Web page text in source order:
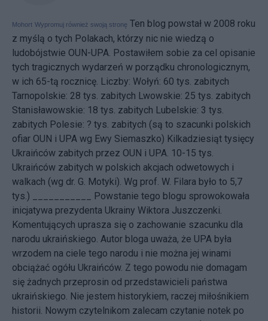
Mohort Wypromuj również swoją stronę Ten blog powstał w 2008 roku
z myślą o tych Polakach, którzy nic nie wiedzą o
ludobójstwie OUN-UPA. Postawiłem sobie za cel opisanie
tych tragicznych wydarzeń w porządku chronologicznym,
w ich 65-tą rocznicę. Liczby: Wołyń: 60 tys. zabitych
Tarnopolskie: 28 tys. zabitych Lwowskie: 25 tys. zabitych
Stanisławowskie: 18 tys. zabitych Lubelskie: 3 tys.
zabitych Polesie: ? tys. zabitych (są to szacunki polskich
ofiar OUN i UPA wg Ewy Siemaszko) Kilkadziesiąt tysięcy
Ukraińców zabitych przez OUN i UPA. 10-15 tys.
Ukraińców zabitych w polskich akcjach odwetowych i
walkach (wg dr. G. Motyki). Wg prof. W. Filara było to 5,7
tys.) ___________ Powstanie tego blogu sprowokowała
inicjatywa prezydenta Ukrainy Wiktora Juszczenki.
Komentujących uprasza się o zachowanie szacunku dla
narodu ukraińskiego. Autor bloga uważa, że UPA była
wrzodem na ciele tego narodu i nie można jej winami
obciążać ogółu Ukraińców. Z tego powodu nie domagam
się żadnych przeprosin od przedstawicieli państwa
ukraińskiego. Nie jestem historykiem, raczej miłośnikiem
historii. Nowym czytelnikom zalecam czytanie notek po